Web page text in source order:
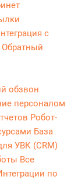
с
Обратный
обзвон
персоналом
Робот-
База
УВК (CRM)
Все
по